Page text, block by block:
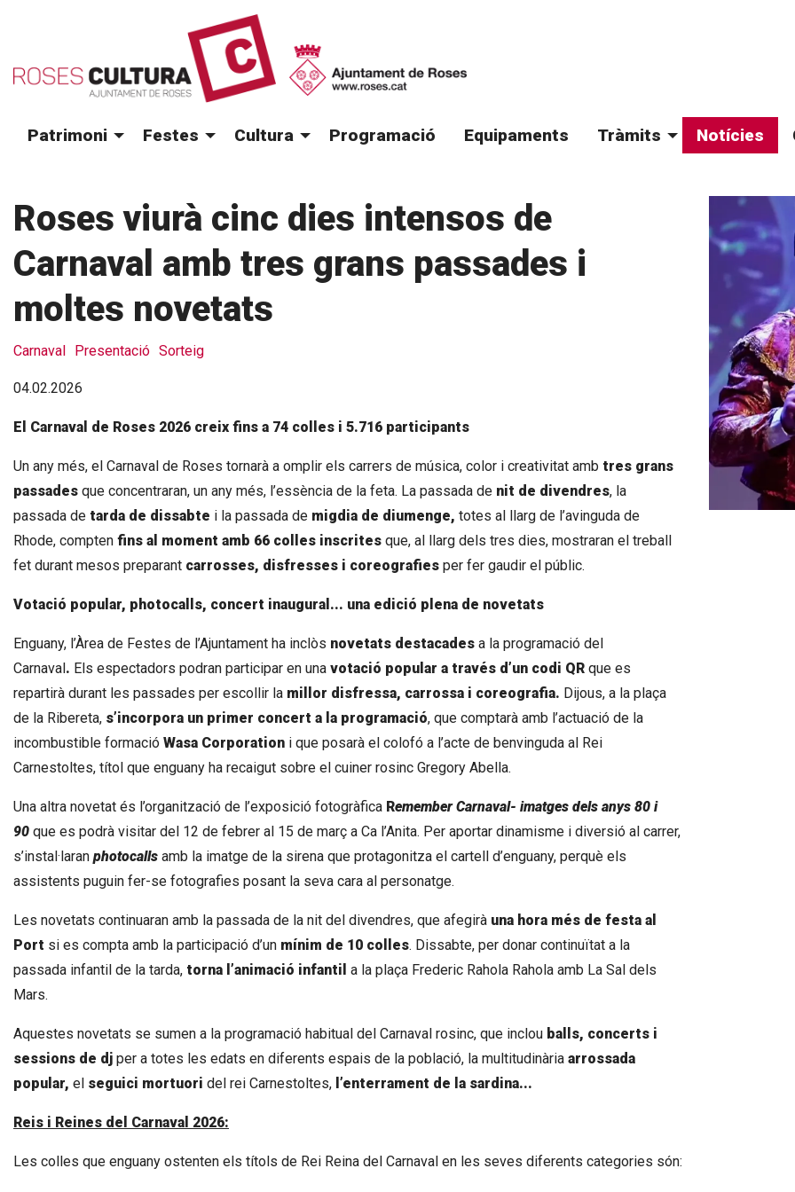
Patrimoni Festes Cultura Programació Equipaments Tràmits Notícies
Roses viurà cinc dies intensos de
Carnaval amb tres grans passades i
moltes novetats
Carnaval Presentació Sorteig
04.02.2026
El Carnaval de Roses 2026 creix fins a 74 colles i 5.716 participants
Un any més, el Carnaval de Roses tornarà a omplir els carrers de música, color i creativitat amb tres grans
passades que concentraran, un any més, l’essència de la feta. La passada de nit de divendres, la
passada de tarda de dissabte i la passada de migdia de diumenge, totes al llarg de l’avinguda de
Rhode, compten fins al moment amb 66 colles inscrites que, al llarg dels tres dies, mostraran el treball
fet durant mesos preparant carrosses, disfresses i coreografies per fer gaudir el públic.
Votació popular, photocalls, concert inaugural... una edició plena de novetats
Enguany, l’Àrea de Festes de l’Ajuntament ha inclòs novetats destacades a la programació del
Carnaval . Els espectadors podran participar en una votació popular a través d’un codi QR que es
repartirà durant les passades per escollir la millor disfressa, carrossa i coreografia. Dijous, a la plaça
de la Ribereta, s’incorpora un primer concert a la programació, que comptarà amb l’actuació de la
incombustible formació Wasa Corporation i que posarà el colofó a l’acte de benvinguda al Rei
Carnestoltes, títol que enguany ha recaigut sobre el cuiner rosinc Gregory Abella.
Una altra novetat és l’organització de l’exposició fotogràfica Remember Carnaval- imatges dels anys 80 i
90 que es podrà visitar del 12 de febrer al 15 de març a Ca l’Anita. Per aportar dinamisme i diversió al carrer,
s’instal·laran photocalls amb la imatge de la sirena que protagonitza el cartell d’enguany, perquè els
assistents puguin fer-se fotografies posant la seva cara al personatge.
Les novetats continuaran amb la passada de la nit del divendres, que afegirà una hora més de festa al
Port si es compta amb la participació d’un mínim de 10 colles. Dissabte, per donar continuïtat a la
passada infantil de la tarda, torna l’animació infantil a la plaça Frederic Rahola Rahola amb La Sal dels
Mars.
Aquestes novetats se sumen a la programació habitual del Carnaval rosinc, que inclou balls, concerts i
sessions de dj per a totes les edats en diferents espais de la població, la multitudinària arrossada
popular, el seguici mortuori del rei Carnestoltes, l’enterrament de la sardina...
Reis i Reines del Carnaval 2026:
Les colles que enguany ostenten els títols de Rei Reina del Carnaval en les seves diferents categories són: